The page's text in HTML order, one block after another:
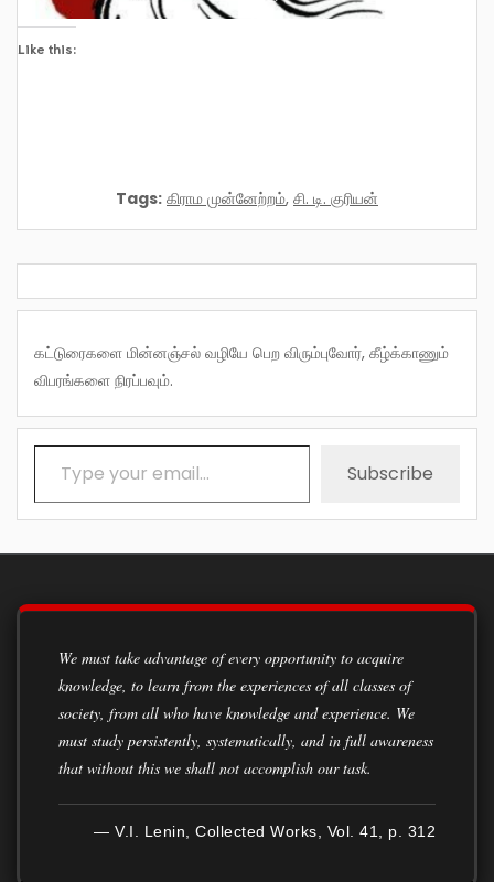
Like this:
Tags: கிராம முன்னேற்றம், சி. டி. குரியன்
கட்டுரைகளை மின்னஞ்சல் வழியே பெற விரும்புவோர், கீழ்க்காணும்
விபரங்களை நிரப்பவும்.
Type your email…
Subscribe
We must take advantage of every opportunity to acquire
knowledge, to learn from the experiences of all classes of
society, from all who have knowledge and experience. We
must study persistently, systematically, and in full awareness
that without this we shall not accomplish our task.
— V.I. Lenin, Collected Works, Vol. 41, p. 312